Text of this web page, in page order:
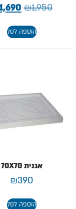
₪1,950
הוספה לסל
אגנית 70X70
₪390
הוספה לסל